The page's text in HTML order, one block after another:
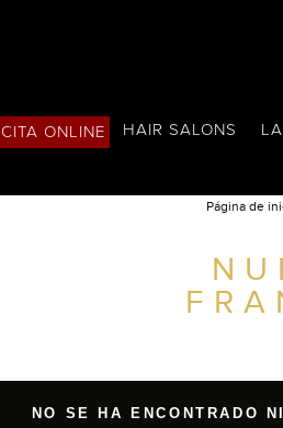
CITA ONLINE HAIR SALONS
Página de
NO SE HA ENCONTRADO